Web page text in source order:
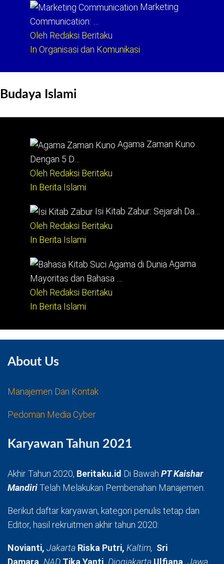
Marketing
Communication: …
Oleh Redaksi Beritaku
In Organisasi dan Komunikasi
Budaya Islami
Agama Zaman Kuno
Dengan 5 D…
Oleh Redaksi Beritaku
In Berita Islami
Isi Kitab Zabur: Sejarah Da…
Oleh Redaksi Beritaku
In Berita Islami
Agama
Mayoritas dan Bahasa …
Oleh Redaksi Beritaku
In Berita Islami
About Us
Manajemen Dan Kontak
Pedoman Media Cyber
Karyawan Tahun 2021
Akhir Tahun 2020, Beritaku.id Di Bawah PT Kaishar
MandiriTelah Melakukan Pembenahan Manajemen.
Berikut daftar karyawan, kategori penulis tetap dan
Editor, hasil rekruitmen akhir tahun 2020:
Novianti, Jakarta Riska Putri, Kaltim, Sri
Damara, NAD Tika Yanti, Djogjakarta Ulfiana, Jawa